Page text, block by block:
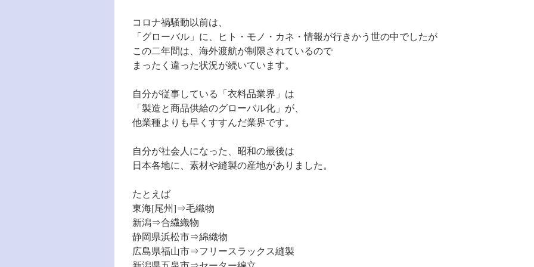
コロナ禍騒動以前は、
「グローバル」に、ヒト・モノ・カネ・情報が行きかう世の中でしたが
この二年間は、海外渡航が制限されているので
まったく違った状況が続いています。
自分が従事している「衣料品業界」は
「製造と商品供給のグローバル化」が、
他業種よりも早くすすんだ業界です。
自分が社会人になった、昭和の最後は
日本各地に、素材や縫製の産地がありました。
たとえば
東海[尾州]⇒毛織物
新潟⇒合繊織物
静岡県浜松市⇒綿織物
広島県福山市⇒フリースラックス縫製